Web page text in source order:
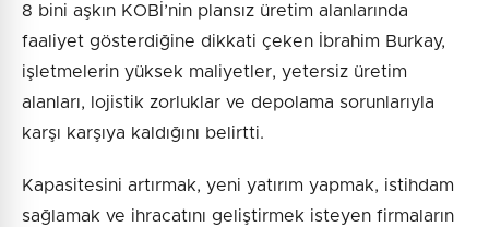
8 bini aşkın KOBİ’nin plansız üretim alanlarında
faaliyet gösterdiğine dikkati çeken İbrahim Burkay,
işletmelerin yüksek maliyetler, yetersiz üretim
alanları, lojistik zorluklar ve depolama sorunlarıyla
karşı karşıya kaldığını belirtti.
Kapasitesini artırmak, yeni yatırım yapmak, istihdam
sağlamak ve ihracatını geliştirmek isteyen firmaların